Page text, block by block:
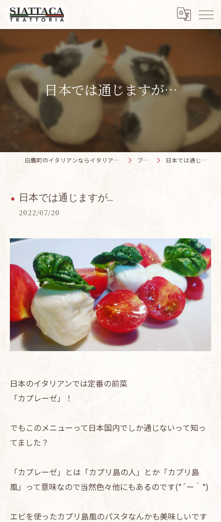
日本では通じますが…
白鷹町のイタリアンならイタリア料理 SIATTACA ブログ 日本では通じますが…
日本では通じますが…
2022/07/20
日本のイタリアンでは定番の前菜
「カプレーゼ」！
でもこのメニューって日本国内でしか通じないって知っ
てました？
「カプレーゼ」とは「カプリ島の人」とか「カプリ島
風」って意味なので当然色々他にもあるのです(*´ー｀*)
エビを使ったカプリ島風のパスタなんかも美味しいです